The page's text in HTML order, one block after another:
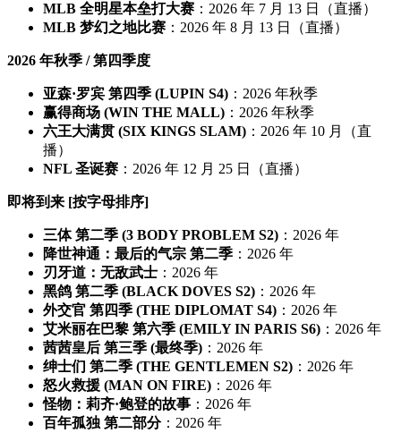
MLB 全明星本垒打大赛 ：2026 年 7 月 13 日（直播）
MLB 梦幻之地比赛 ：2026 年 8 月 13 日（直播）
2026 年秋季 / 第四季度
亚森·罗宾 第四季 (LUPIN S4) ：2026 年秋季
赢得商场 (WIN THE MALL) ：2026 年秋季
六王大满贯 (SIX KINGS SLAM) ：2026 年 10 月（直
播）
NFL 圣诞赛 ：2026 年 12 月 25 日（直播）
即将到来 [按字母排序]
三体 第二季 (3 BODY PROBLEM S2) ：2026 年
降世神通：最后的气宗 第二季 ：2026 年
刃牙道：无敌武士 ：2026 年
黑鸽 第二季 (BLACK DOVES S2) ：2026 年
外交官 第四季 (THE DIPLOMAT S4) ：2026 年
艾米丽在巴黎 第六季 (EMILY IN PARIS S6) ：2026 年
茜茜皇后 第三季 (最终季) ：2026 年
绅士们 第二季 (THE GENTLEMEN S2) ：2026 年
怒火救援 (MAN ON FIRE) ：2026 年
怪物：莉齐·鲍登的故事 ：2026 年
百年孤独 第二部分：2026 年